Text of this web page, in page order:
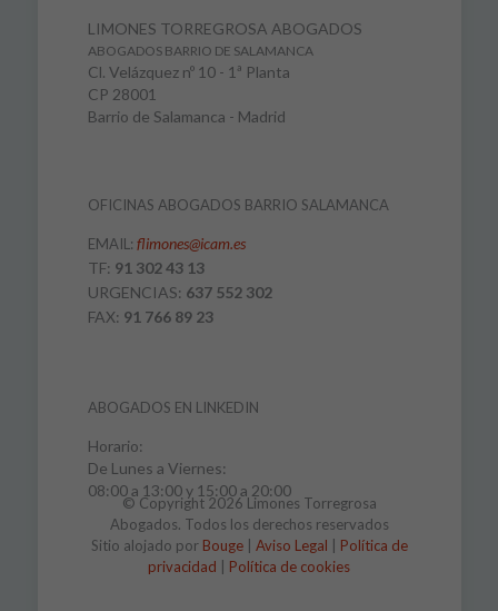
LIMONES TORREGROSA ABOGADOS
ABOGADOS BARRIO DE SALAMANCA
Cl. Velázquez nº 10 - 1ª Planta
CP 28001
Barrio de Salamanca - Madrid
OFICINAS ABOGADOS BARRIO SALAMANCA
EMAIL: flimones@icam.es
TF: 91 302 43 13
URGENCIAS: 637 552 302
FAX: 91 766 89 23
ABOGADOS EN LINKEDIN
Horario:
De Lunes a Viernes:
08:00 a 13:00 y 15:00 a 20:00
© Copyright 2026 Limones Torregrosa
Abogados. Todos los derechos reservados
Sitio alojado por Bouge| Aviso Legal
Política de
privacidad
Política de cookies